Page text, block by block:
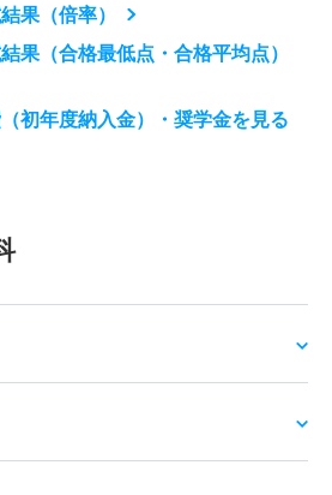
果（倍率）
果（合格最低点・合格平均点）
初年度納入金）・奨学金を見る